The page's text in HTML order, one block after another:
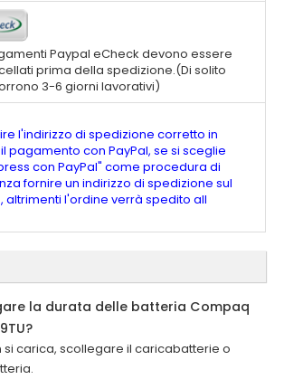
Paypal eCheck devono essere
prima della spedizione.(Di solito
3-6 giorni lavorativi)
l'indirizzo di spedizione corretto in
pagamento con PayPal, se si sceglie
con PayPal" come procedura di
fornire un indirizzo di spedizione sul
altrimenti l'ordine verrà spedito all
la durata delle batteria Compaq
si carica, scollegare il caricabatterie o